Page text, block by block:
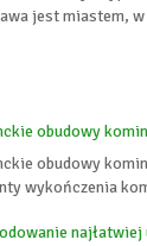
jest miastem,
obudowy
obudowy
wykończenia
najłatwiej